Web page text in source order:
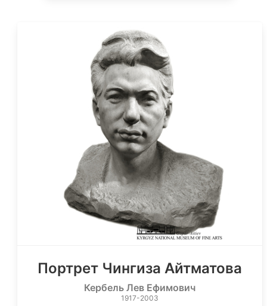
Портрет Чингиза Айтматова
Кербель Лев Ефимович
1917-2003